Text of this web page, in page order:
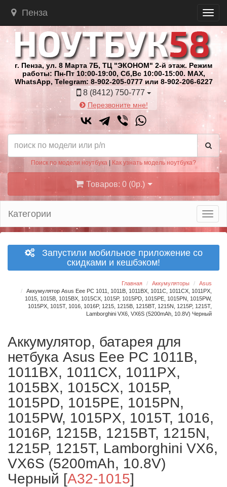
Пенза
г. Пенза, ул. 8 Марта 7Б, ТЦ "ЭКОНОМ" 2-й этаж. Режим
работы: Пн-Пт 10:00-19:00, Сб,Вс 10:00-15:00. MAX,
WhatsApp, Telegram: 8-902-205-0777 или 8-902-206-6227
8 (8412) 750-777
Перезвоните мне!
Поиск по модели ноутбука Как узнать модель ноутбука?
Товаров: 0 (0р.)
Категории
Запустили мобильное приложение со
скидками и кешбэком!
Главная Аккумуляторы
Asus
Аккумулятор Asus Eee PC 1011, 1011B, 1011BX, 1011C, 1011CX, 1011PX,
1015, 1015B, 1015BX, 1015CX, 1015P, 1015PD, 1015PE, 1015PN, 1015PW,
1015PX, 1015T, 1016, 1016P, 1215, 1215B, 1215BT, 1215N, 1215P, 1215T,
Lamborghini VX6, VX6S (5200mAh, 10.8V) Черный
Аккумулятор, батарея для
нетбука Asus Eee PC 1011B,
1011BX, 1011CX, 1011PX,
1015BX, 1015CX, 1015P,
1015PD, 1015PE, 1015PN,
1015PW, 1015PX, 1015T, 1016,
1016P, 1215B, 1215BT, 1215N,
1215P, 1215T, Lamborghini VX6,
VX6S (5200mAh, 10.8V)
Черный [A32-1015]